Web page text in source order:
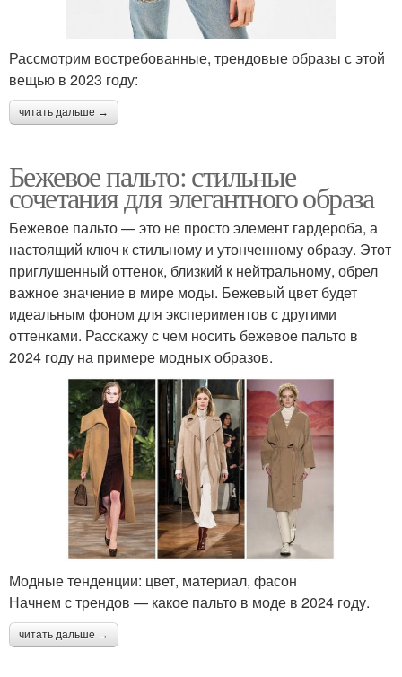
Рассмотрим востребованные, трендовые образы с этой
вещью в 2023 году:
читать дальше →
Бежевое пальто: стильные
сочетания для элегантного образа
Бежевое пальто — это не просто элемент гардероба, а
настоящий ключ к стильному и утонченному образу. Этот
приглушенный оттенок, близкий к нейтральному, обрел
важное значение в мире моды. Бежевый цвет будет
идеальным фоном для экспериментов с другими
оттенками. Расскажу с чем носить бежевое пальто в
2024 году на примере модных образов.
Модные тенденции: цвет, материал, фасон
Начнем с трендов — какое пальто в моде в 2024 году.
читать дальше →